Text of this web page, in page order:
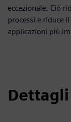
eccezionale. Ciò
processi e riduce
applicazioni più